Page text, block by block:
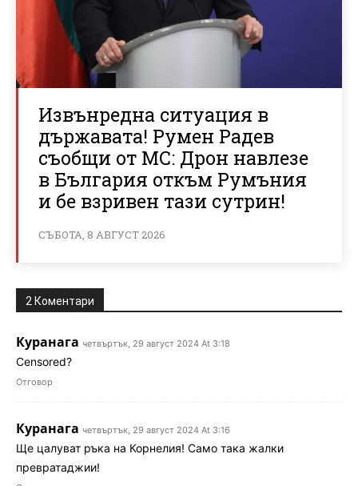
Извънредна ситуация в
държавата! Румен Радев
съобщи от МС: Дрон навлезе
в България откъм Румъния
и бе взривен тази сутрин!
СЪБОТА, 8 АВГУСТ 2026
2 Коментари
Куранага четвъртък, 29 август 2024 At 3:18
Censored?
Отговор
Куранага четвъртък, 29 август 2024 At 3:16
Ще цалуват ръка на Корнелия! Само така жалки
превратаджии!